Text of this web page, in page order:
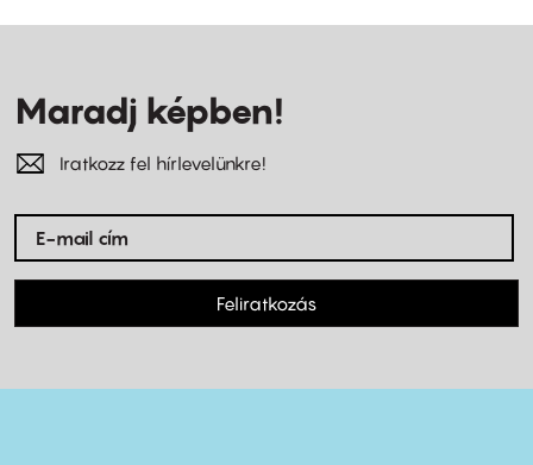
Maradj képben!
Iratkozz fel hírlevelünkre!
Feliratkozás